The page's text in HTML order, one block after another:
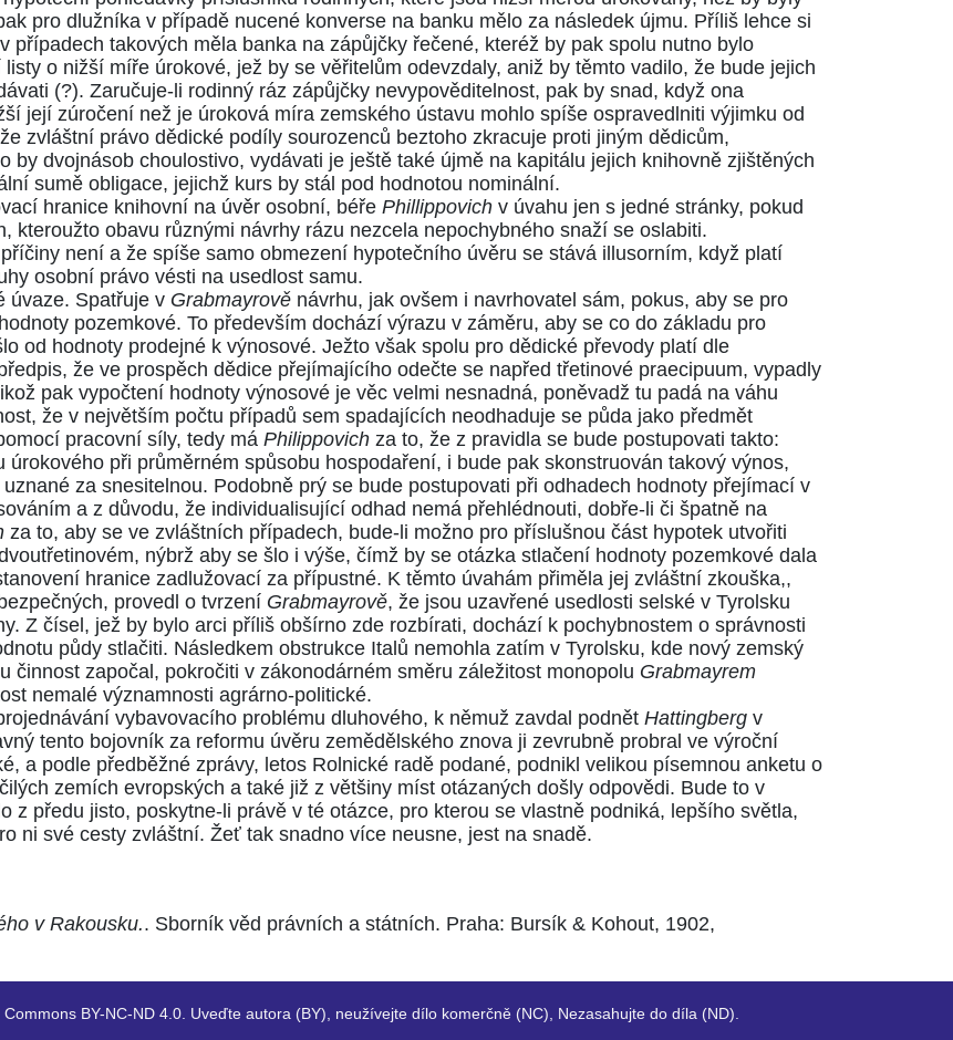
pro dlužníka v případě nucené konverse na banku mělo za následek újmu. Příliš lehce si
případech takových měla banka na zápůjčky řečené, kteréž by pak spolu nutno bylo
o nižší míře úrokové, jež by se věřitelům odevzdaly, aniž by těmto vadilo, že bude jejich
(?). Zaručuje-li rodinný ráz zápůjčky nevypověditelnost, pak by snad, když ona
její zúročení než je úroková míra zemského ústavu mohlo spíše ospravedlniti výjimku od
zvláštní právo dědické podíly sourozenců beztoho zkracuje proti jiným dědicům,
by dvojnásob choulostivo, vydávati je ještě také újmě na kapitálu jejich knihovně zjištěných
sumě obligace, jejichž kurs by stál pod hodnotou nominální.
hranice knihovní na úvěr osobní, béře Phillippovich v úvahu jen s jedné stránky, pokud
kteroužto obavu různými návrhy rázu nezcela nepochybného snaží se oslabiti.
není a že spíše samo obmezení hypotečního úvěru se stává illusorním, když platí
osobní právo vésti na usedlost samu.
úvaze. Spatřuje v Grabmayrově návrhu, jak ovšem i navrhovatel sám, pokus, aby se pro
pozemkové. To především dochází výrazu v záměru, aby se co do základu pro
od hodnoty prodejné k výnosové. Ježto však spolu pro dědické převody platí dle
že ve prospěch dědice přejímajícího odečte se napřed třetinové praecipuum, vypadly
pak vypočtení hodnoty výnosové je věc velmi nesnadná, poněvadž tu padá na váhu
že v největším počtu případů sem spadajících neodhaduje se půda jako předmět
pracovní síly, tedy má Philippovich za to, že z pravidla se bude postupovati takto:
při průměrném spůsobu hospodaření, i bude pak skonstruován takový výnos,
za snesitelnou. Podobně prý se bude postupovati při odhadech hodnoty přejímací v
a z důvodu, že individualisující odhad nemá přehlédnouti, dobře-li či špatně na
za to, aby se ve zvláštních případech, bude-li možno pro příslušnou část hypotek utvořiti
nýbrž aby se šlo i výše, čímž by se otázka stlačení hodnoty pozemkové dala
hranice zadlužovací za přípustné. K těmto úvahám přiměla jej zvláštní zkouška,,
provedl o tvrzení Grabmayrově, že jsou uzavřené usedlosti selské v Tyrolsku
Z čísel, jež by bylo arci příliš obšírno zde rozbírati, dochází k pochybnostem o správnosti
půdy stlačiti. Následkem obstrukce Italů nemohla zatím v Tyrolsku, kde nový zemský
činnost započal, pokročiti v zákonodárném směru záležitost monopolu Grabmayrem
nemalé významnosti agrárno-politické.
vybavovacího problému dluhového, k němuž zavdal podnět Hattingberg v
tento bojovník za reformu úvěru zemědělského znova ji zevrubně probral ve výroční
a podle předběžné zprávy, letos Rolnické radě podané, podnikl velikou písemnou anketu o
zemích evropských a také již z většiny míst otázaných došly odpovědi. Bude to v
z předu jisto, poskytne-li právě v té otázce, pro kterou se vlastně podniká, lepšího světla,
ni své cesty zvláštní. Žeť tak snadno více neusne, jest na snadě.
v Rakousku.. Sborník věd právních a státních. Praha: Bursík & Kohout, 1902,
BY-NC-ND 4.0. Uveďte autora (BY), neužívejte dílo komerčně (NC), Nezasahujte do díla (ND).